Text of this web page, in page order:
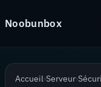
Noobunbox
Recherche
Accueil›Serveur›